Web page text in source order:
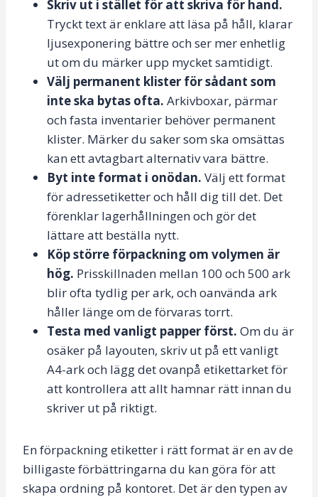
Skriv ut i stället för att skriva för hand.
Tryckt text är enklare att läsa på håll, klarar
ljusexponering bättre och ser mer enhetlig
ut om du märker upp mycket samtidigt.
Välj permanent klister för sådant som
inte ska bytas ofta. Arkivboxar, pärmar
och fasta inventarier behöver permanent
klister. Märker du saker som ska omsättas
kan ett avtagbart alternativ vara bättre.
Byt inte format i onödan. Välj ett format
för adressetiketter och håll dig till det. Det
förenklar lagerhållningen och gör det
lättare att beställa nytt.
Köp större förpackning om volymen är
hög. Prisskillnaden mellan 100 och 500 ark
blir ofta tydlig per ark, och oanvända ark
håller länge om de förvaras torrt.
Testa med vanligt papper först. Om du är
osäker på layouten, skriv ut på ett vanligt
A4-ark och lägg det ovanpå etikettarket för
att kontrollera att allt hamnar rätt innan du
skriver ut på riktigt.
En förpackning etiketter i rätt format är en av de
billigaste förbättringarna du kan göra för att
skapa ordning på kontoret. Det är den typen av